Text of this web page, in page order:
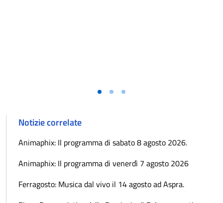
Notizie correlate
Animaphix: Il programma di sabato 8 agosto 2026.
Animaphix: Il programma di venerdì 7 agosto 2026
Ferragosto: Musica dal vivo il 14 agosto ad Aspra.